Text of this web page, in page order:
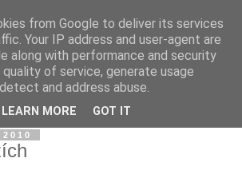
fotky a videa z mobilu a taky sem
from Google to deliver its services
Your IP address and user-agent are
along with performance and security
of service, generate usage
and address abuse.
LEARN MORE GOT IT